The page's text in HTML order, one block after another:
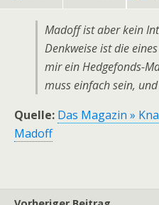
Madoff ist aber kein
Denkweise ist die
mir ein Hedgefonds-
muss einfach sein,
Quelle: Das Magazin »
Madoff